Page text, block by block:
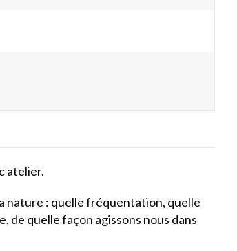
atelier.
nature : quelle fréquentation, quelle
de quelle façon agissons nous dans